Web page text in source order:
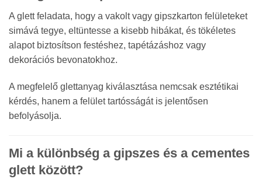
A glett feladata, hogy a vakolt vagy gipszkarton felületeket
simává tegye, eltüntesse a kisebb hibákat, és tökéletes
alapot biztosítson festéshez, tapétázáshoz vagy
dekorációs bevonatokhoz.
A megfelelő glettanyag kiválasztása nemcsak esztétikai
kérdés, hanem a felület tartósságát is jelentősen
befolyásolja.
Mi a különbség a gipszes és a cementes
glett között?